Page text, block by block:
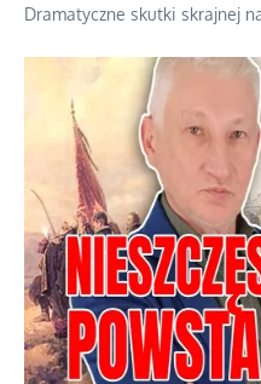
Dramatyczne skutki skrajnej